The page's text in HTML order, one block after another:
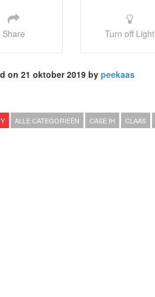
Share Turn off Light
on 21 oktober 2019 by peekaas
ALLE CATEGORIEËN CASE IH CLAAS